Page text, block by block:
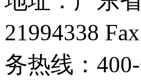
21994338
务热线：